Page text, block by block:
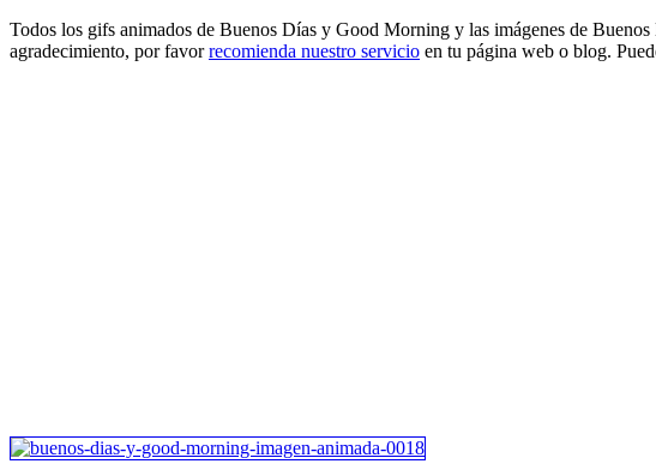
Todos los gifs animados de Buenos Días y Good Morning y las imágenes de
agradecimiento, por favorrecomienda nuestro servicio en tu página web o blog.